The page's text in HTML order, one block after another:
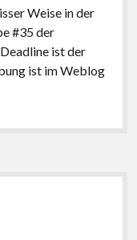
Weise in der
#35 der
ist der
ist im Weblog